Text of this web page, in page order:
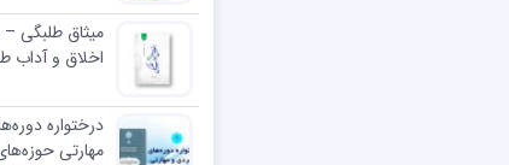
اسلامی)
میثاق طلبگی
اخلاق و آداب
درختواره
مهارتی